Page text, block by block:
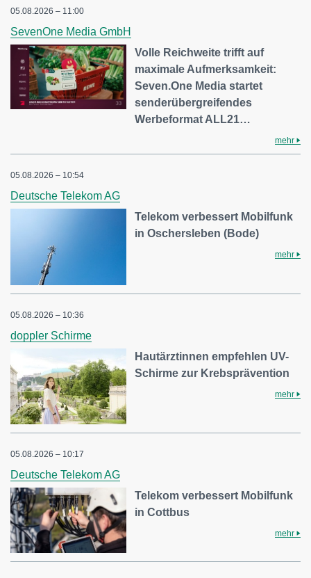
05.08.2026 – 11:00
SevenOne Media GmbH
Volle Reichweite trifft auf
maximale Aufmerksamkeit:
Seven.One Media startet
senderübergreifendes
Werbeformat ALL21…
mehr
05.08.2026 – 10:54
Deutsche Telekom AG
Telekom verbessert Mobilfunk
in Oschersleben (Bode)
mehr
05.08.2026 – 10:36
doppler Schirme
Hautärztinnen empfehlen UV-
Schirme zur Krebsprävention
mehr
05.08.2026 – 10:17
Deutsche Telekom AG
Telekom verbessert Mobilfunk
in Cottbus
mehr